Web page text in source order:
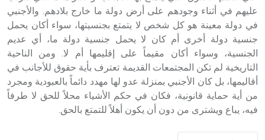
عليهم في أثناء وجودهم على أرض دولة ما خارج بلادهم. والأجنبي
في دولة معينة هو كل شخص لا يتمتع بجنسيتها، سواء أكان يحمل
جنسية دولة أخرى أم كان لا يحمل جنسية دولة ما، أي عديم
الجنسية، وسواء أكان مقيماً على إقليمها أم لا. ومن الناحية
التاريخية لم تكن المجتمعات القديمة تعترف بأية حقوق للأجانب في
أقاليمها، بل كان الأجنبي بمنزلة عدو لها مهدد دائماً بالعبودية ومجرد
من أية حماية قانونية، فكان في حكم الأشياء محلاً للحق لا طرفاً
فيه، يباع ويشترى من دون أن يكون أهلاً للتمتع بالحق.